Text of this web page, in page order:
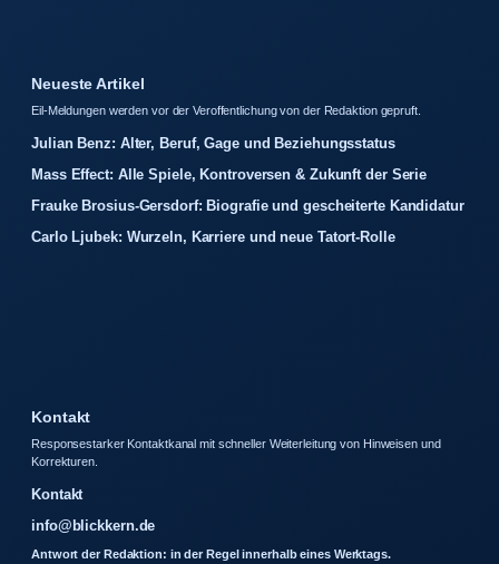
Neueste Artikel
Eil-Meldungen werden vor der Veroffentlichung von der Redaktion gepruft.
Julian Benz: Alter, Beruf, Gage und Beziehungsstatus
Mass Effect: Alle Spiele, Kontroversen & Zukunft der Serie
Frauke Brosius-Gersdorf: Biografie und gescheiterte Kandidatur
Carlo Ljubek: Wurzeln, Karriere und neue Tatort-Rolle
Kontakt
Responsestarker Kontaktkanal mit schneller Weiterleitung von Hinweisen und
Korrekturen.
Kontakt
info@blickkern.de
Antwort der Redaktion: in der Regel innerhalb eines Werktags.